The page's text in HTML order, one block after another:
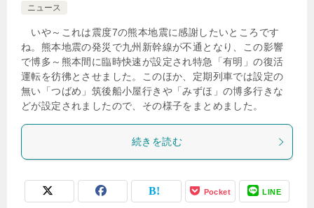
ニュース
いや～これは震度7の熊本地震に感謝したいところです
ね。熊本地震の発災で九州新幹線が不通となり、この影響
で博多～熊本間に臨時快速が設定され特急「有明」の復活
運転を彷彿とさせました。このほか、定期列車では設定の
無い「つばめ」筑後船小屋行きや「みずほ」の博多行きな
どが設定されましたので、その様子をまとめました。
続きを読む
Pocket LINE